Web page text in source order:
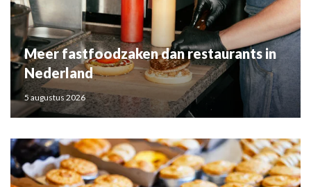
Meer fastfoodzaken dan restaurants in
Nederland
5 augustus 2026